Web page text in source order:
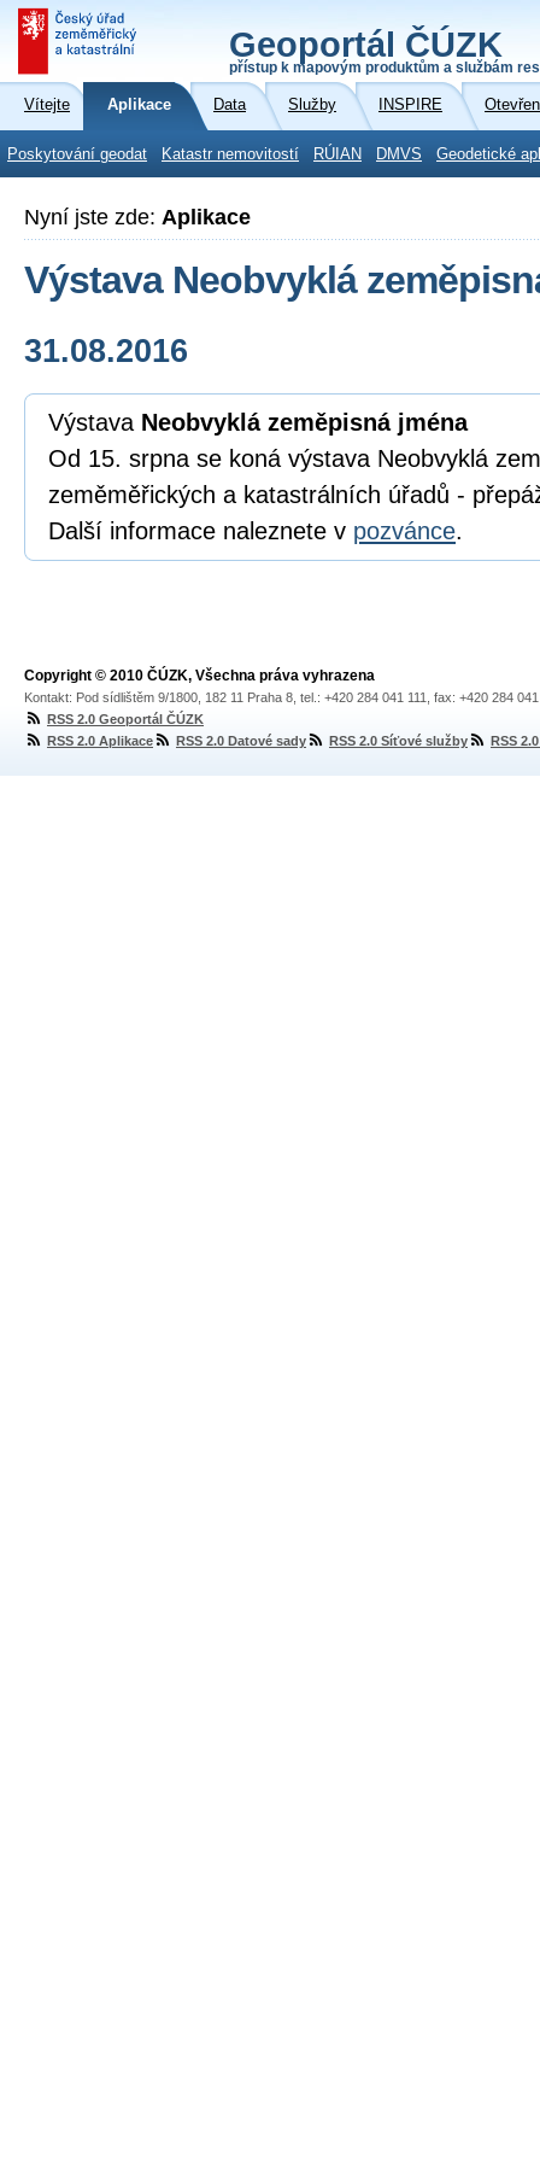
Geoportál ČÚZK
přístup k mapovým produktům a službám
Vítejte Aplikace Data Služby INSPIRE
Poskytování geodat Katastr nemovitostí RÚIAN DMVS Geodetické
Nyní jste zde: Aplikace
Výstava Neobvyklá
31.08.2016
Výstava Neobvyklá zeměpisná jména
Od 15. srpna se koná výstava Neobvyklá
zeměměřických a katastrálních úřadů -
Další informace naleznete v pozvánce.
Copyright © 2010 ČÚZK, Všechna práva vyhrazena
Kontakt: Pod sídlištěm 9/1800, 182 11 Praha 8, tel.: +420 284 041 111, fax: +420 284
RSS 2.0 Geoportál ČÚZK
RSS 2.0 Aplikace
RSS 2.0 Datové sady RSS 2.0 Síťové služby RSS